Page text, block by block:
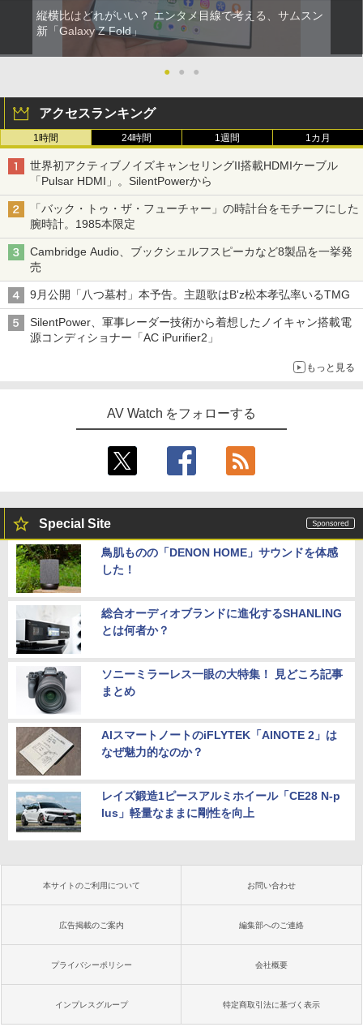
縦横比はどれがいい？ エンタメ目線で考える、サムスン
新「Galaxy Z Fold」
● ● ●
アクセスランキング
1時間 24時間 1週間 1カ月
世界初アクティブノイズキャンセリングII搭載HDMIケーブル
「Pulsar HDMI」。SilentPowerから
「バック・トゥ・ザ・フューチャー」の時計台をモチーフにした
腕時計。1985本限定
Cambridge Audio、ブックシェルフスピーカなど8製品を一挙発
売
9月公開「八つ墓村」本予告。主題歌はB'z松本孝弘率いるTMG
SilentPower、軍事レーダー技術から着想したノイキャン搭載電
源コンディショナー「AC iPurifier2」
もっと見る
AV Watch をフォローする
Special Site
鳥肌ものの「DENON HOME」サウンドを体感
した！
総合オーディオブランドに進化するSHANLING
とは何者か？
ソニーミラーレス一眼の大特集！ 見どころ記事
まとめ
AIスマートノートのiFLYTEK「AINOTE 2」は
なぜ魅力的なのか？
レイズ鍛造1ピースアルミホイール「CE28 N-p
lus」軽量なままに剛性を向上
本サイトのご利用について お問い合わせ
広告掲載のご案内 編集部へのご連絡
プライバシーポリシー 会社概要
インプレスグループ 特定商取引法に基づく表示